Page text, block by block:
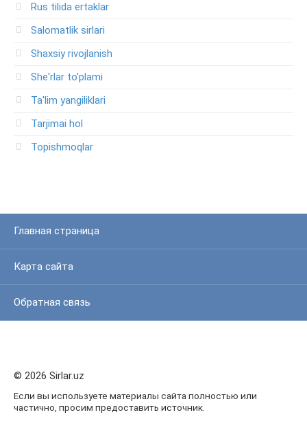
Rus tilida ertaklar
Salomatlik sirlari
Shaxsiy rivojlanish
She'rlar to'plami
Ta'lim yangiliklari
Tarjimai hol
Topishmoqlar
Главная страница
Карта сайта
Обратная связь
© 2026 Sirlar.uz
Если вы используете материалы сайта полностью или
частично, просим предоставить источник.